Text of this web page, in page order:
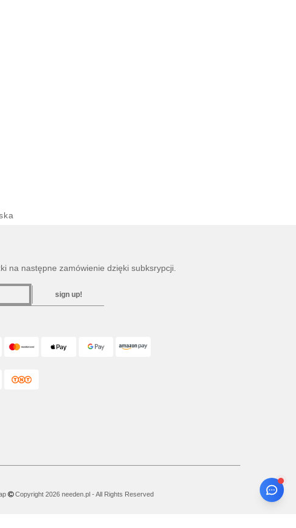
na następne zamówienie dzięki subksrypcji.
sign up!
Copyright 2026 needen.pl - All Rights Reserved